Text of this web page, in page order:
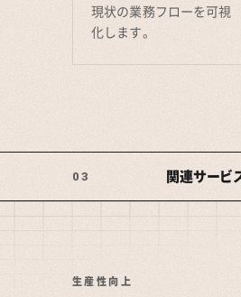
現状の業務フローを可視
化します。
03 関連サービ
生産性向上